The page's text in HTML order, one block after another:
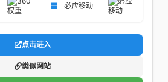
必应移动
点击进入
类似网站